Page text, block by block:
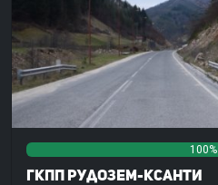
100%
ГКПП Рудозем-Ксанти